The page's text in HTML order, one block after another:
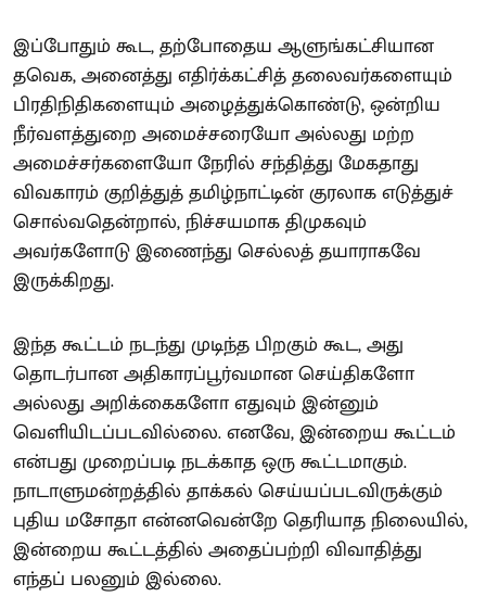
இப்போதும் கூட, தற்போதைய ஆளுங்கட்சியான
தவெக, அனைத்து எதிர்க்கட்சித் தலைவர்களையும்
பிரதிநிதிகளையும் அழைத்துக்கொண்டு, ஒன்றிய
நீர்வளத்துறை அமைச்சரையோ அல்லது மற்ற
அமைச்சர்களையோ நேரில் சந்தித்து மேகதாது
விவகாரம் குறித்துத் தமிழ்நாட்டின் குரலாக எடுத்துச்
சொல்வதென்றால், நிச்சயமாக திமுகவும்
அவர்களோடு இணைந்து செல்லத் தயாராகவே
இருக்கிறது.
இந்த கூட்டம் நடந்து முடிந்த பிறகும் கூட, அது
தொடர்பான அதிகாரப்பூர்வமான செய்திகளோ
அல்லது அறிக்கைகளோ எதுவும் இன்னும்
வெளியிடப்படவில்லை. எனவே, இன்றைய கூட்டம்
என்பது முறைப்படி நடக்காத ஒரு கூட்டமாகும்.
நாடாளுமன்றத்தில் தாக்கல் செய்யப்படவிருக்கும்
புதிய மசோதா என்னவென்றே தெரியாத நிலையில்,
இன்றைய கூட்டத்தில் அதைப்பற்றி விவாதித்து
எந்தப் பலனும் இல்லை.